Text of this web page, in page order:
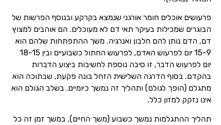
פרעושים אוכלים חומר אורגני שנמצא בקרקע ובנוסף הפרשות של
הבוגרים שמכילות בעיקר תאי דם לא מעוכלים. הם אוהבים למצוץ
דם, הדם נותן להם חלבון ואנרגיה. משך ההתפתחות שלהם הוא
15-9 יום לפרעוש האדם, לפרעוש החתול כשבועיים ובין 18-15
יום לפרעוש הדבר, זו סיבה נוספת לחשיבות ביצוע הדברות
בהקדם. בסוף הדרגה השלישית הזחל בונה פקעת, שבתוכה הוא
מתגלם (הופך לגולם) ותהליך זה נמשך כיומיים. בשלב הגולם הוא
אינו נזקק למזון כלל.
תהליך ההתגלמות נמשך כשבוע (משך החיים), במשך זמן זה כל